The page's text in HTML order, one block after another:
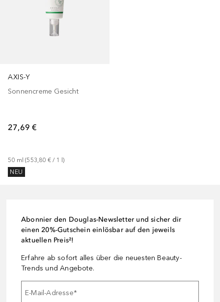
AXIS-Y
Sonnencreme Gesicht
27,69 €
50 ml (553,80 € / 1 l)
NEU
Abonnier den Douglas-Newsletter und sicher dir
einen 20%-Gutschein einlösbar auf den jeweils
aktuellen Preis²!
Erfahre ab sofort alles über die neuesten Beauty-
Trends und Angebote.
E-Mail-Adresse*